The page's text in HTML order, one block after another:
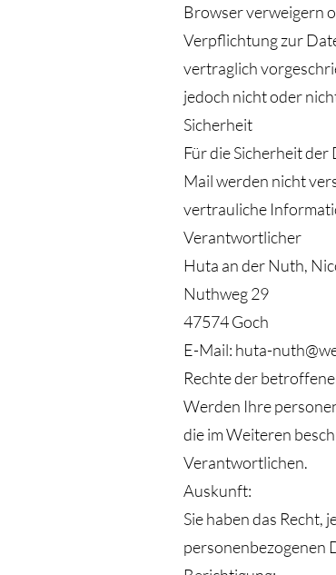
Browser verweigern
Verpflichtung zur
vertraglich
jedoch nicht oder
Sicherheit
Für die Sicherheit
Mail werden nicht
vertrauliche
Verantwortlicher
Huta an der Nuth,
Nuthweg 29
47574 Goch
E-Mail: huta-
Rechte der
Werden Ihre
die im Weiteren
Verantwortlichen.
Auskunft:
Sie haben das
personenbezogenen